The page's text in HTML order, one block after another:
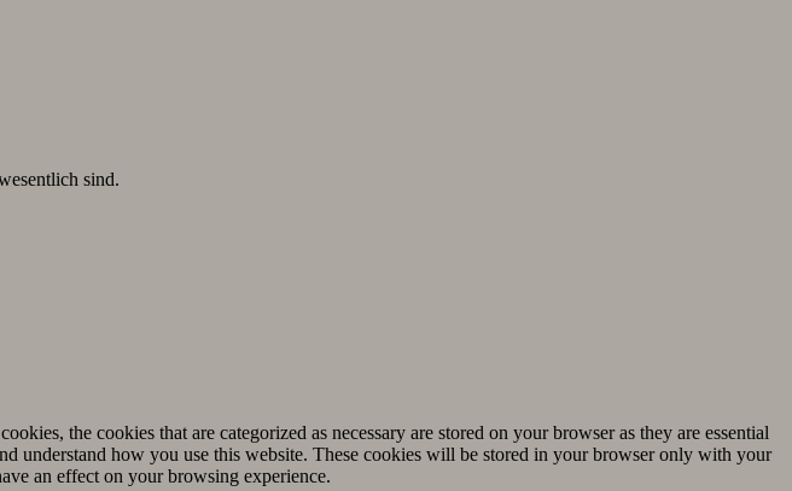
sind.
the cookies that are categorized as necessary are stored on your browser as they are essential
understand how you use this website. These cookies will be stored in your browser only with your
an effect on your browsing experience.